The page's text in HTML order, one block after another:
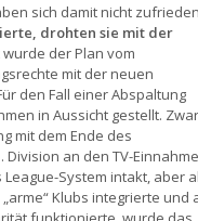
sich damit nicht
drohten sie mit der
der Plan vom
mit der neuen
den Fall einer Abspaltung
in Aussicht gestellt. Zwar
mit dem Ende des
an den TV-
System intakt, aber
Klubs integrierte und